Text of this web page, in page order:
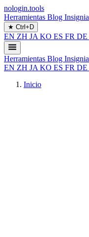
nologin.tools
Herramientas Blog Insignia
★ Ctrl+D
EN ZH JA KO ES FR DE
Herramientas Blog Insignia
EN ZH JA KO ES FR DE
Inicio